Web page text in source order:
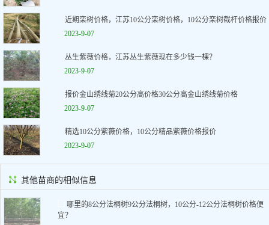
近期栾树价格，江苏10公分栾树价格，10公分栾树截杆价格报价
2023-9-07
丛生紫薇价格，江苏丛生紫薇现在多少钱一棵？
2023-9-07
报价金山绣线菊20公分高价格30公分高金山绣线菊价格
2023-9-07
精选10公分紫薇价格，10公分精品紫薇价格报价
2023-9-07
其他苗商的相似信息
哪里的8公分法桐树9公分法桐树，10公分-12公分法桐树价格便
宜？